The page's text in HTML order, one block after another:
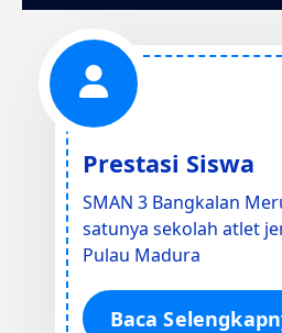
Prestasi Siswa
SMAN 3 Bangkalan
satunya sekolah atlet
Pulau Madura
Baca